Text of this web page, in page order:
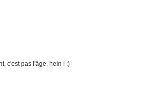
c'est pas l'âge, hein ! :)